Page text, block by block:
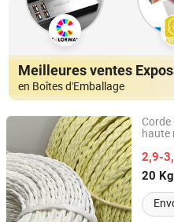
en Boîtes d'Emballage
Corde
haute
2,9-
20 Kg
Foshan Nanhai
Guangdong, China